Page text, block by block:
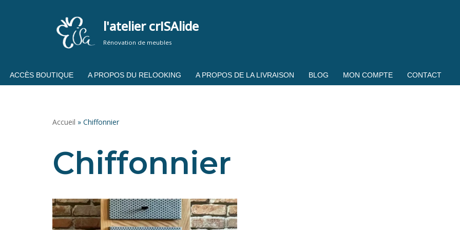
l'atelier crISAlide
Rénovation de meubles
ACCÈS BOUTIQUE A PROPOS DU RELOOKING A PROPOS DE LA LIVRAISON BLOG MON COMPTE CONTACT
Accueil » Chiffonnier
Chiffonnier